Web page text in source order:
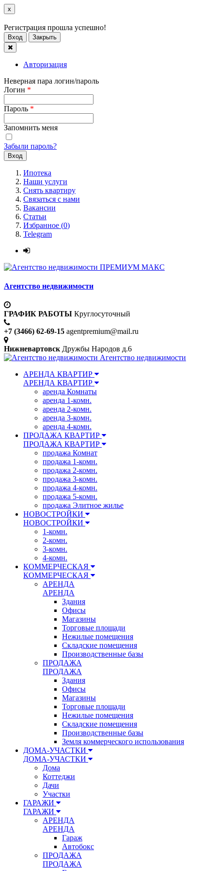
x
Регистрация прошла успешно!
Вход Закрыть
Авторизация
Неверная пара логин/пароль
Логин *
Пароль *
Запомнить меня
Забыли пароль?
Ипотека
Наши услуги
Снять квартиру
Связаться с нами
Вакансии
Статьи
Избранное (0)
Telegram
ПРЕМИУМ МАКС
Агентство недвижимости
ГРАФИК РАБОТЫ Круглосуточный
+7 (3466) 62-69-15 agentpremium@mail.ru
Нижневартовск Дружбы Народов д.6
Агентство недвижимости
АРЕНДА КВАРТИР
АРЕНДА КВАРТИР
аренда Комнаты
аренда 1-комн.
аренда 2-комн.
аренда 3-комн.
аренда 4-комн.
ПРОДАЖА КВАРТИР
ПРОДАЖА КВАРТИР
продажа Комнат
продажа 1-комн.
продажа 2-комн.
продажа 3-комн.
продажа 4-комн.
продажа 5-комн.
продажа Элитное жилье
НОВОСТРОЙКИ
НОВОСТРОЙКИ
1-комн.
2-комн.
3-комн.
4-комн.
КОММЕРЧЕСКАЯ
КОММЕРЧЕСКАЯ
АРЕНДА
АРЕНДА
Здания
Офисы
Магазины
Торговые площади
Нежилые помещения
Складские помещения
Производственные базы
ПРОДАЖА
ПРОДАЖА
Здания
Офисы
Магазины
Торговые площади
Нежилые помещения
Складские помещения
Производственные базы
Земля коммерческого использования
ДОМА-УЧАСТКИ
ДОМА-УЧАСТКИ
Дома
Коттеджи
Дачи
Участки
ГАРАЖИ
ГАРАЖИ
АРЕНДА
АРЕНДА
Гараж
Автобокс
ПРОДАЖА
ПРОДАЖА